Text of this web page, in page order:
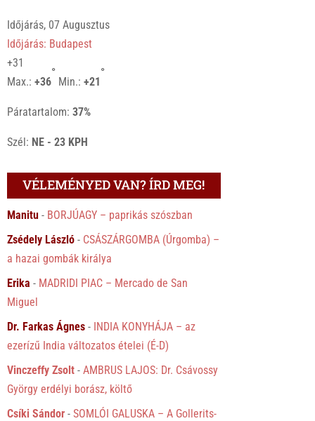
Időjárás, 07 Augusztus
Időjárás: Budapest
+31
Max.:+36
°
Min.:+21
°
Páratartalom:37%
Szél: NE - 23 KPH
VÉLEMÉNYED VAN? ÍRD MEG!
Manitu - BORJÚAGY – paprikás szószban
Zsédely László - CSÁSZÁRGOMBA (Úrgomba) –
a hazai gombák királya
Erika - MADRIDI PIAC – Mercado de San
Miguel
Dr. Farkas Ágnes - INDIA KONYHÁJA – az
ezerízű India változatos ételei (É-D)
Vinczeffy Zsolt -AMBRUS LAJOS: Dr. Csávossy
György erdélyi borász, költő
Csíki Sándor -SOMLÓI GALUSKA – A Gollerits-